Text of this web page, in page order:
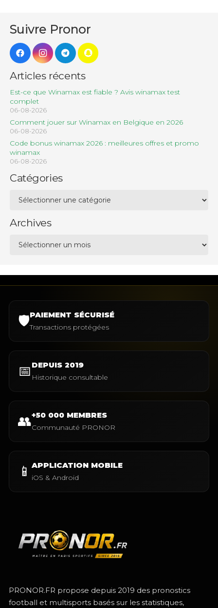
Suivre Pronor
Articles récents
Est-ce que Winamax est fiable ? Avis winamax test
complet
06-08-2026
Comment jouer sur Winamax en Belgique en 2026
06-08-2026
Code bonus winamax 2026 : meilleures offres et promo
winamax
06-08-2026
Catégories
Archives
🛡️PAIEMENT SÉCURISÉ
Transactions protégées
📅 DEPUIS 2019
Historique consultable
👥+50 000 MEMBRES
Communauté PRONOR
📱 APPLICATION MOBILE
iOS & Android
PRONOR.FR propose depuis 2019 des pronostics
football et multisports basés sur les statistiques,